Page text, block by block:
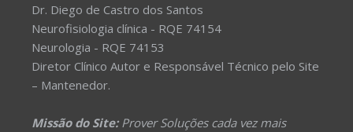
Dr. Diego de Castro dos Santos
Neurofisiologia clínica - RQE 74154
Neurologia - RQE 74153
Diretor Clínico Autor e Responsável Técnico pelo Site
– Mantenedor.
Missão do Site:Prover Soluções cada vez mais